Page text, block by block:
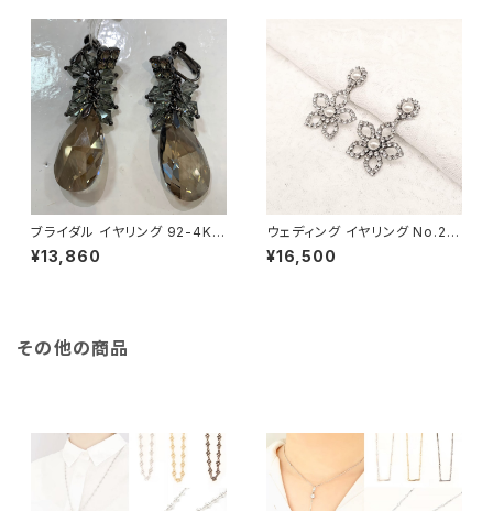
ブライダル イヤリング 92-4KA
D-101フサ8721SS
¥13,860
ウェディング イヤリング No.20
9-C
¥16,500
その他の商品